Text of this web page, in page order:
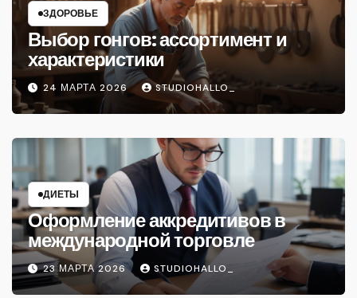
ЗДОРОВЬЕ
Выбор гонгов: ассортимент и
характеристики
24 МАРТА 2026 STUDIOHALLO_
ДИЕТЫ
Оформление аккредитивов в
международной торговле
23 МАРТА 2026 STUDIOHALLO_